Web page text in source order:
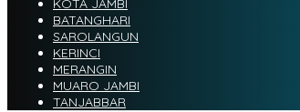
KOTA JAMBI
BATANGHARI
SAROLANGUN
KERINCI
MERANGIN
MUARO JAMBI
TANJABBAR